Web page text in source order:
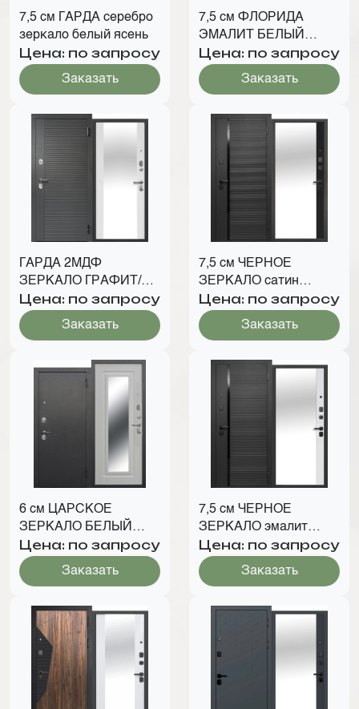
7,5 см ГАРДА серебро
зеркало белый ясень
Цена: по запросу
Заказать
7,5 см ФЛОРИДА
ЭМАЛИТ БЕЛЫЙ
ЗЕРКАЛО
Цена: по запросу
Заказать
ГАРДА 2МДФ
ЗЕРКАЛО ГРАФИТ/
БЕЛЫЙ ЛИНИИ
Цена: по запросу
Заказать
7,5 см ЧЕРНОЕ
ЗЕРКАЛО сатин
черный
Цена: по запросу
Заказать
6 см ЦАРСКОЕ
ЗЕРКАЛО БЕЛЫЙ
ЯСЕНЬ
Цена: по запросу
Заказать
7,5 см ЧЕРНОЕ
ЗЕРКАЛО эмалит
белый
Цена: по запросу
Заказать